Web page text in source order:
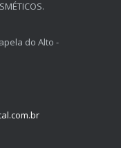
do Alto -